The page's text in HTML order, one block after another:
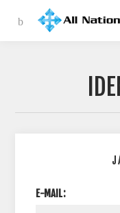
E-MAIL: